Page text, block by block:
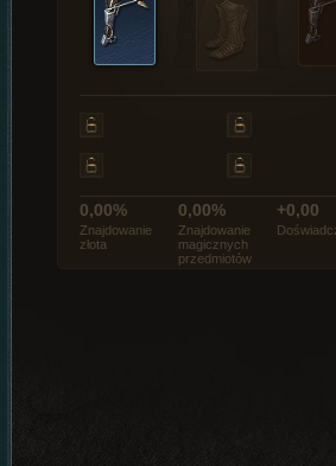
0,00%
Znajdowanie
złota
0,00%
Znajdowanie
magicznych
przedmiotów
+0,00